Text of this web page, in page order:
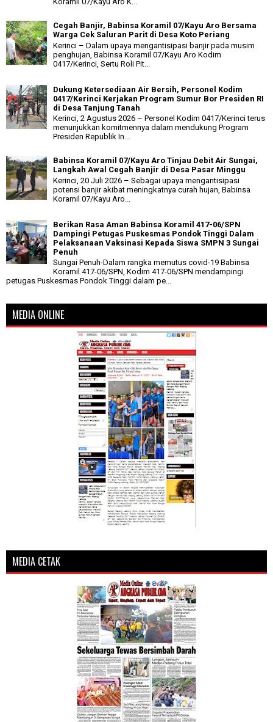
Cegah Banjir, Babinsa Koramil 07/Kayu Aro Bersama
Warga Cek Saluran Parit di Desa Koto Periang
Kerinci – Dalam upaya mengantisipasi banjir pada musim
penghujan, Babinsa Koramil 07/Kayu Aro Kodim
0417/Kerinci, Sertu Roli Pit...
Dukung Ketersediaan Air Bersih, Personel Kodim
0417/Kerinci Kerjakan Program Sumur Bor Presiden RI
di Desa Tanjung Tanah
Kerinci, 2 Agustus 2026 – Personel Kodim 0417/Kerinci terus
menunjukkan komitmennya dalam mendukung Program
Presiden Republik In...
Babinsa Koramil 07/Kayu Aro Tinjau Debit Air Sungai,
Langkah Awal Cegah Banjir di Desa Pasar Minggu
Kerinci, 20 Juli 2026 – Sebagai upaya mengantisipasi
potensi banjir akibat meningkatnya curah hujan, Babinsa
Koramil 07/Kayu Aro...
Berikan Rasa Aman Babinsa Koramil 417-06/SPN
Dampingi Petugas Puskesmas Pondok Tinggi Dalam
Pelaksanaan Vaksinasi Kepada Siswa SMPN 3 Sungai
Penuh
Sungai Penuh-Dalam rangka memutus covid-19 Babinsa
Koramil 417-06/SPN, Kodim 417-06/SPN mendampingi
petugas Puskesmas Pondok Tinggi dalam pe...
MEDIA ONLINE
MEDIA CETAK